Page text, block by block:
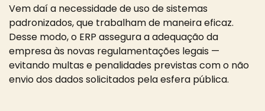
Vem daí a necessidade de uso de sistemas
padronizados, que trabalham de maneira eficaz.
Desse modo, o ERP assegura a adequação da
empresa às novas regulamentações legais —
evitando multas e penalidades previstas com o não
envio dos dados solicitados pela esfera pública.